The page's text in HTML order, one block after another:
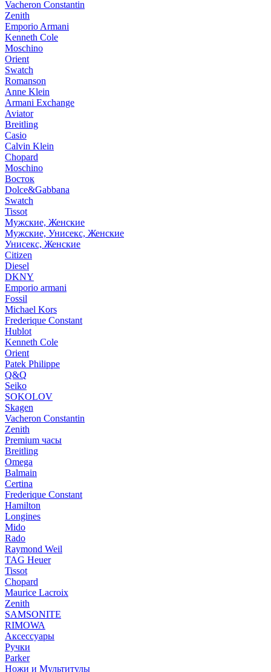
Vacheron Constantin
Zenith
Emporio Armani
Kenneth Cole
Moschino
Orient
Swatch
Romanson
Anne Klein
Armani Exchange
Aviator
Breitling
Casio
Calvin Klein
Chopard
Moschino
Восток
Dolce&Gabbana
Swatch
Tissot
Мужские, Женские
Мужские, Унисекс, Женские
Унисекс, Женские
Citizen
Diesel
DKNY
Emporio armani
Fossil
Michael Kors
Frederique Constant
Hublot
Kenneth Cole
Orient
Patek Philippe
Q&Q
Seiko
SOKOLOV
Skagen
Vacheron Constantin
Zenith
Premium часы
Breitling
Omega
Balmain
Certina
Frederique Constant
Hamilton
Longines
Mido
Rado
Raymond Weil
TAG Heuer
Tissot
Chopard
Maurice Lacroix
Zenith
SAMSONITE
RIMOWA
Аксессуары
Ручки
Parker
Ножи и Мультитулы